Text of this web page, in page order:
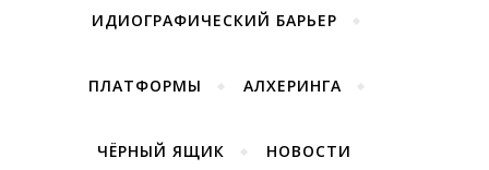
ИДИОГРАФИЧЕСКИЙ БАРЬЕР
ПЛАТФОРМЫ АЛХЕРИНГА
ЧЁРНЫЙ ЯЩИК НОВОСТИ